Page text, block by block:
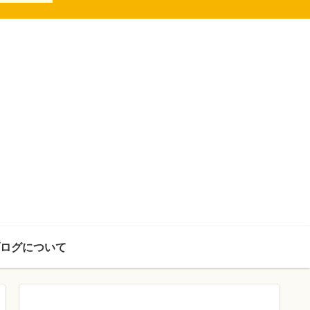
グについて